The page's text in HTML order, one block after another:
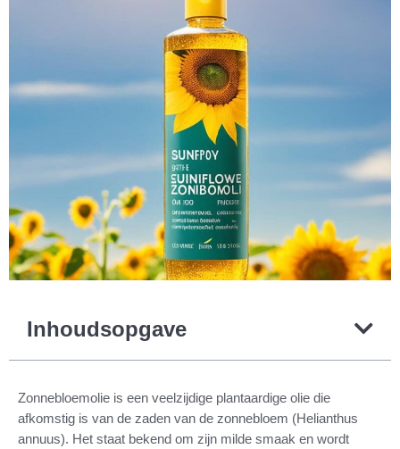
Inhoudsopgave
Zonnebloemolie is een veelzijdige plantaardige olie die
afkomstig is van de zaden van de zonnebloem (Helianthus
annuus). Het staat bekend om zijn milde smaak en wordt